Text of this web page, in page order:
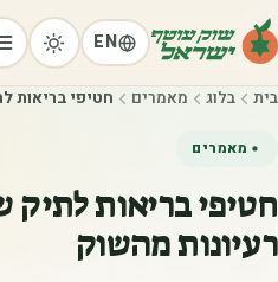
EN
בית בלוג מאמרים חטיפי בריאות
מאמרים
חטיפי בריאות לתיק
רעיונות מהשוק